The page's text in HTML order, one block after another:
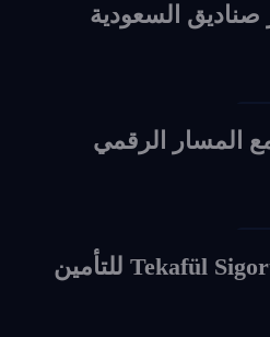
صناديق السعودية
المسار الرقمي